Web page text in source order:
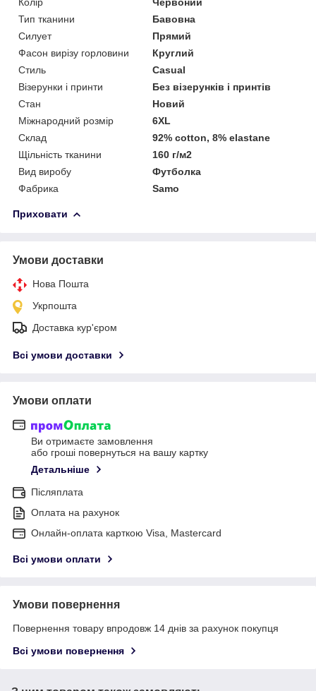
Тип тканини
Бавовна
Силует
Прямий
Фасон вирізу горловини
Круглий
Стиль
Casual
Візерунки і принти
Без візерунків і принтів
Стан
Новий
Міжнародний розмір
6XL
Склад
92% cotton, 8% elastane
Щільність тканини
160 г/м2
Вид виробу
Футболка
Фабрика
Samo
Приховати
Умови доставки
Нова Пошта
Укрпошта
Доставка кур'єром
Всі умови доставки
Умови оплати
Ви отримаєте замовлення
або гроші повернуться на вашу картку
Детальніше
Післяплата
Оплата на рахунок
Онлайн-оплата карткою Visa, Mastercard
Всі умови оплати
Умови повернення
Повернення товару впродовж 14 днів за рахунок покупця
Всі умови повернення